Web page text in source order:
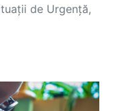
de Urgență,